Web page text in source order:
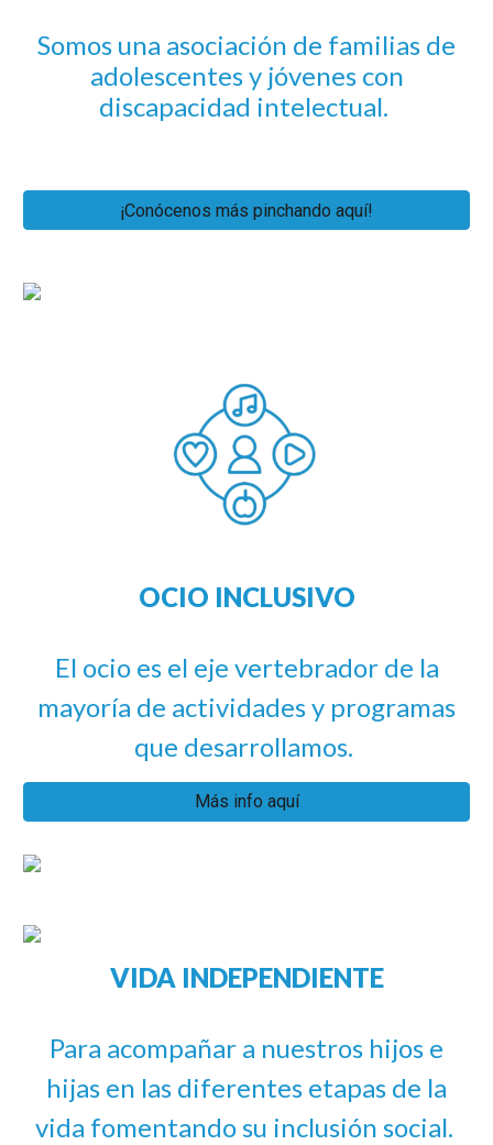
Somos una asociación de familias de
adolescentes y jóvenes con
discapacidad intelectual.
¡Conócenos más pinchando aquí!
OCIO INCLUSIVO
El ocio es el eje vertebrador de la
mayoría de actividades y programas
que desarrollamos.
Más info aquí
VIDA INDEPENDIENTE
Para acompañar a nuestros hijos e
hijas en las diferentes etapas de la
vida fomentando su inclusión social.